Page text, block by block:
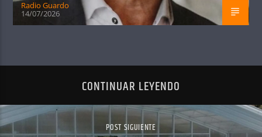
Radio Guardo
14/07/2026
CONTINUAR LEYENDO
POST SIGUIENTE